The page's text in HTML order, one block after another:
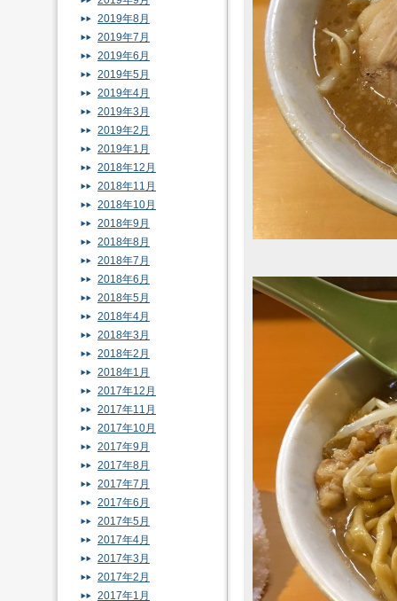
2019年8月
2019年7月
2019年6月
2019年5月
2019年4月
2019年3月
2019年2月
2019年1月
2018年12月
2018年11月
2018年10月
2018年9月
2018年8月
2018年7月
2018年6月
2018年5月
2018年4月
2018年3月
2018年2月
2018年1月
2017年12月
2017年11月
2017年10月
2017年9月
2017年8月
2017年7月
2017年6月
2017年5月
2017年4月
2017年3月
2017年2月
2017年1月